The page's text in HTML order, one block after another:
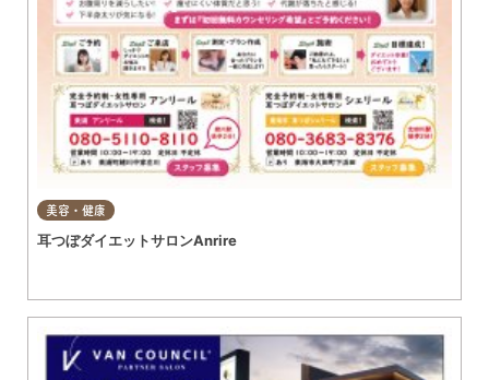
美容・健康
耳つぼダイエットサロンAnrire